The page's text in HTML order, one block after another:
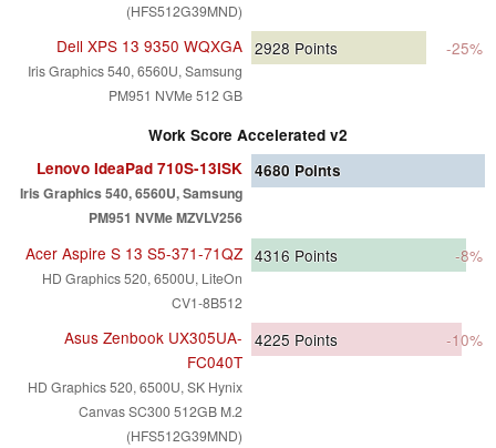
(HFS512G39MND)
Dell XPS 13 9350 WQXGA
Iris Graphics 540, 6560U, Samsung
PM951 NVMe 512 GB
2928 Points -25%
Work Score Accelerated v2
Lenovo IdeaPad 710S-13ISK
Iris Graphics 540, 6560U, Samsung
PM951 NVMe MZVLV256
4680 Points
Acer Aspire S 13 S5-371-71QZ
HD Graphics 520, 6500U, LiteOn
CV1-8B512
4316 Points -8%
Asus Zenbook UX305UA-
FC040T
HD Graphics 520, 6500U, SK Hynix
Canvas SC300 512GB M.2
(HFS512G39MND)
4225 Points -10%